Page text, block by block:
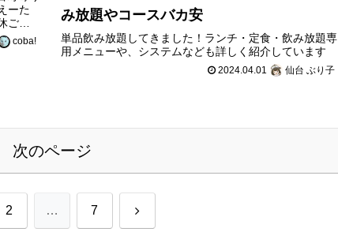
ーた
ご予
coba!
み放題やコースバカ安
単品飲み放題してきました！ランチ・定食・飲み放題専
用メニューや、システムなども詳しく紹介しています
2024.04.01 仙台 ぶり子
次のページ
2 … 7 次